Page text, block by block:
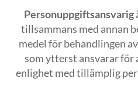
Personuppgiftsansvarig
tillsammans med annan
medel för behandlingen
som ytterst ansvarar för
enlighet med tillämplig